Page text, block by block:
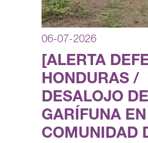
06-07-2026
[ALERTA
HONDURAS /
DESALOJO
GARÍFUNA
COMUNIDAD